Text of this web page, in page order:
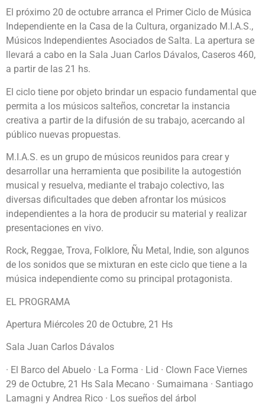
El próximo 20 de octubre arranca el Primer Ciclo de Música
Independiente en la Casa de la Cultura, organizado M.I.A.S.,
Músicos Independientes Asociados de Salta. La apertura se
llevará a cabo en la Sala Juan Carlos Dávalos, Caseros 460,
a partir de las 21 hs.
El ciclo tiene por objeto brindar un espacio fundamental que
permita a los músicos salteños, concretar la instancia
creativa a partir de la difusión de su trabajo, acercando al
público nuevas propuestas.
M.I.A.S. es un grupo de músicos reunidos para crear y
desarrollar una herramienta que posibilite la autogestión
musical y resuelva, mediante el trabajo colectivo, las
diversas dificultades que deben afrontar los músicos
independientes a la hora de producir su material y realizar
presentaciones en vivo.
Rock, Reggae, Trova, Folklore, Ñu Metal, Indie, son algunos
de los sonidos que se mixturan en este ciclo que tiene a la
música independiente como su principal protagonista.
EL PROGRAMA
Apertura Miércoles 20 de Octubre, 21 Hs
Sala Juan Carlos Dávalos
· El Barco del Abuelo · La Forma · Lid · Clown Face Viernes
29 de Octubre, 21 Hs Sala Mecano · Sumaimana · Santiago
Lamagni y Andrea Rico · Los sueños del árbol